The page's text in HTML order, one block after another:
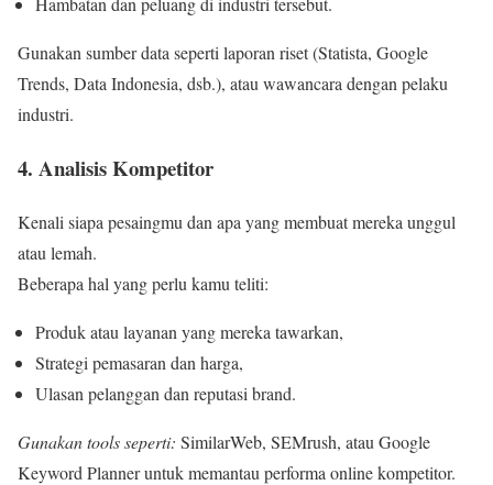
Gunakan sumber data seperti laporan riset (Statista, Google
Trends, Data Indonesia, dsb.), atau wawancara dengan pelaku
industri.
4. Analisis Kompetitor
Kenali siapa pesaingmu dan apa yang membuat mereka unggul
atau lemah.
Beberapa hal yang perlu kamu teliti:
Produk atau layanan yang mereka tawarkan,
Strategi pemasaran dan harga,
Ulasan pelanggan dan reputasi brand.
Gunakan tools seperti: SimilarWeb, SEMrush, atau Google
Keyword Planner untuk memantau performa online kompetitor.